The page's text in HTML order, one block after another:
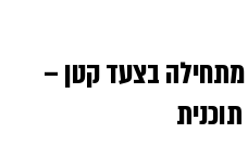
מתחילה בצעד קטן –